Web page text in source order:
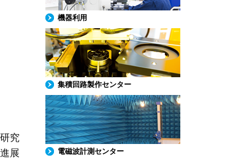
究
展
機器利用
集積回路製作センター
電磁波計測センター